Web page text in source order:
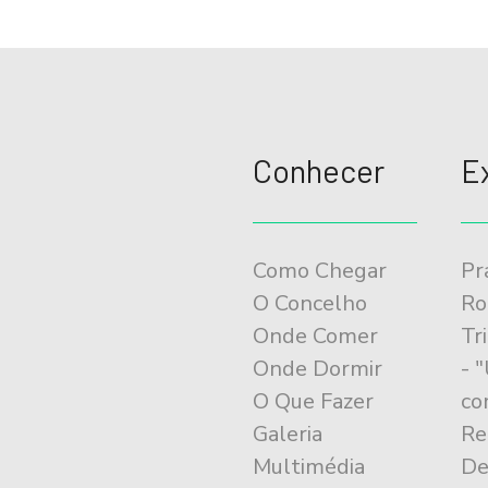
Conhecer
Como Chegar
O Concelho
Onde Comer
Onde Dormir
O Que Fazer
Galeria
Multimédia
-